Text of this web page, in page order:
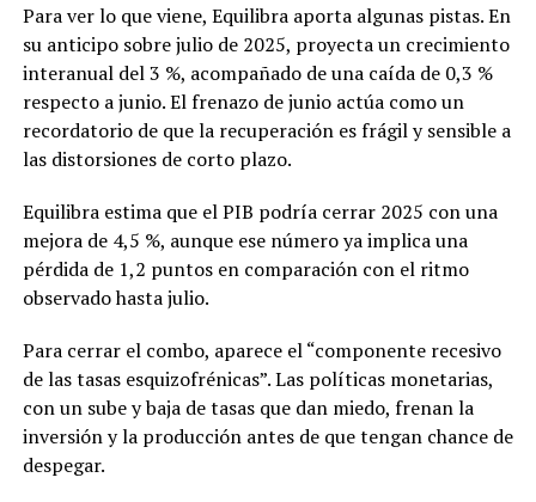
Para ver lo que viene, Equilibra aporta algunas pistas. En
su anticipo sobre julio de 2025, proyecta un crecimiento
interanual del 3 %, acompañado de una caída de 0,3 %
respecto a junio. El frenazo de junio actúa como un
recordatorio de que la recuperación es frágil y sensible a
las distorsiones de corto plazo.
Equilibra estima que el PIB podría cerrar 2025 con una
mejora de 4,5 %, aunque ese número ya implica una
pérdida de 1,2 puntos en comparación con el ritmo
observado hasta julio.
Para cerrar el combo, aparece el “componente recesivo
de las tasas esquizofrénicas”. Las políticas monetarias,
con un sube y baja de tasas que dan miedo, frenan la
inversión y la producción antes de que tengan chance de
despegar.